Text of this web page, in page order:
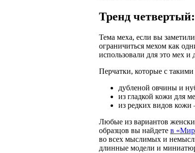
Тренд
Тема меха, если вы
ограничиться мехом как
использовали для это мех
Перчатки, которые с такими
дубленой овчины и
из гладкой кожи для
из редких видов кожи
Любые из вариантов
образцов вы найдете в
во всех мыслимых и
длинные модели и